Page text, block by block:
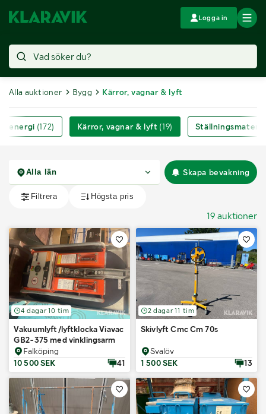
Logga in
Alla auktioner Bygg Kärror, vagnar & lyft
energi (172) Kärror, vagnar & lyft (19)
Skapa bevakning
19 auktioner
4 dagar 10 tim
Vakuumlyft/lyftklocka Viavac
GB2-375 med vinklingsarm
Falköping
10 500 SEK
41
2 dagar 11 tim
Skivlyft Cmc Cm 70s
Svalöv
1 500 SEK
13